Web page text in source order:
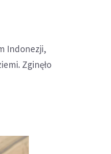
Indonezji,
Zginęło